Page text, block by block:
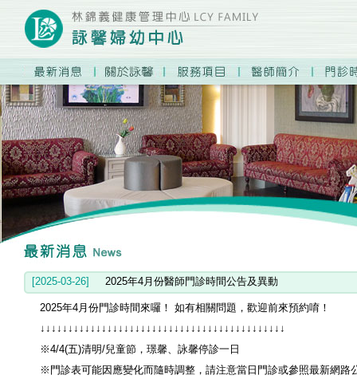
prev
next
1
2
3
4
[2025-03-26] 2025年4月份醫師門診時間公告及異動
2025年4月份門診時間來囉！ 如有相關問題，歡迎前來預約唷！
↓↓↓↓↓↓↓↓↓↓↓↓↓↓↓↓↓↓↓↓↓↓↓↓↓↓↓↓↓↓↓↓↓↓↓↓↓↓↓↓↓↓↓↓
※4/4(五)清明/兒童節，璟馨、詠馨停診一日
※門診表可能因應變化而隨時調整，請注意當日門診或參照最新網路